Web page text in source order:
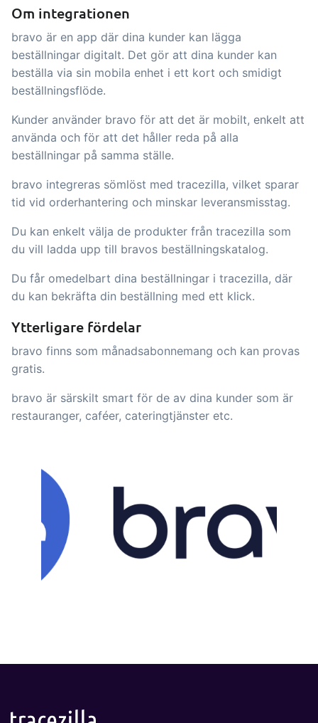
med handel och produktion
Försäljning & Inköp
Automatisera de många uppgifter som
är förknippade med handel
Spårbarhet &
Kvalitetshantering
automatiserad kvalitetshantering
Certifikat & Hållbarhet
Vi gör det enkelt att driva ett hållbart
och certifierat livsmedelsföretag
B2B Commerce
B2B Commerce kan fungera som en
säljarportal, leverantörsportal eller
Tillägg
Uppgifter & Kontroller
Få mottagningskontroll,
orderhantering – helt digitalt
Power Pack
Skapa din egen uppsättning av
dokument och etiketter, sidvisningar,
datautdrag, rapporter och inbäddad
API integration, anpassade mallar m.m.
Om integrationen
bravo är en app där dina kunder kan lägga
beställningar digitalt. Det gör att dina kunder kan
beställa via sin mobila enhet i ett kort och smidigt
beställningsflöde.
Kunder använder bravo för att det är mobilt, enkelt att
använda och för att det håller reda på alla
beställningar på samma ställe.
bravo integreras sömlöst med tracezilla, vilket sparar
tid vid orderhantering och minskar leveransmisstag.
Du kan enkelt välja de produkter från tracezilla som
du vill ladda upp till bravos beställningskatalog.
Du får omedelbart dina beställningar i tracezilla, där
du kan bekräfta din beställning med ett klick.
Ytterligare fördelar
bravo finns som månadsabonnemang och kan provas
gratis.
bravo är särskilt smart för de av dina kunder som är
restauranger, caféer, cateringtjänster etc.